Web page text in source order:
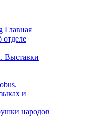
Главная
Выставки
и
народов